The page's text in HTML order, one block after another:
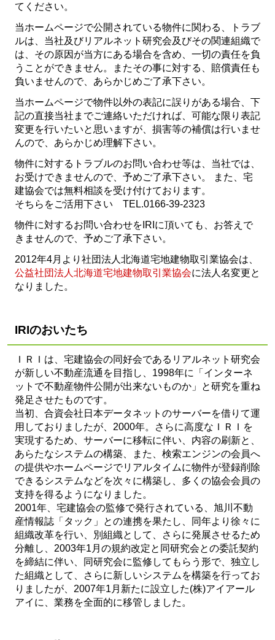
てください。
当ホームページで公開されている物件に関わる、トラブ
ルは、当社及びリアルネット研究会及びその関連組織で
は、その原因が当方にある場合を含め、一切の責任を負
うことができません。またその事に対する、賠償責任も
負いませんので、あらかじめご了承下さい。
当ホームページで物件以外の表記に誤りがある場合、下
記の直接当社までご連絡いただければ、可能な限り表記
変更を行いたいと思いますが、損害等の補償は行いませ
んので、あらかじめ理解下さい。
物件に対するトラブルのお問い合わせ等は、当社では、
お受けできませんので、予めご了承下さい。 また、宅
建協会では無料相談を受け付けております。
そちらをご活用下さい TEL.0166-39-2323
物件に対するお問い合わせをIRIに頂いても、お答えで
きませんので、予めご了承下さい。
2012年4月より社団法人北海道宅地建物取引業協会は、
公益社団法人北海道宅地建物取引業協会に法人名変更と
なりました。
IRIのおいたち
ＩＲＩは、宅建協会の同好会であるリアルネット研究会
が新しい不動産流通を目指し、1998年に「インターネ
ットで不動産物件公開が出来ないものか」と研究を重ね
発足させたものです。
当初、合資会社日本データネットのサーバーを借りて運
用しておりましたが、2000年。さらに高度なＩＲＩを
実現するため、サーバーに移転に伴い、内容の刷新と、
あらたなシステムの構築、また、検索エンジンの会員へ
の提供やホームページでリアルタイムに物件が登録削除
できるシステムなどを次々に構築し、多くの協会会員の
支持を得るようになりました。
2001年、宅建協会の監修で発行されている、旭川不動
産情報誌「タック」との連携を果たし、同年より徐々に
組織改革を行い、別組織として、さらに発展させるため
分離し、2003年1月の規約改定と同研究会との委託契約
を締結に伴い、同研究会に監修してもらう形で、独立し
た組織として、さらに新しいシステムを構築を行ってお
りましたが、2007年1月新たに設立した(株)アイアール
アイに、業務を全面的に移管しました。